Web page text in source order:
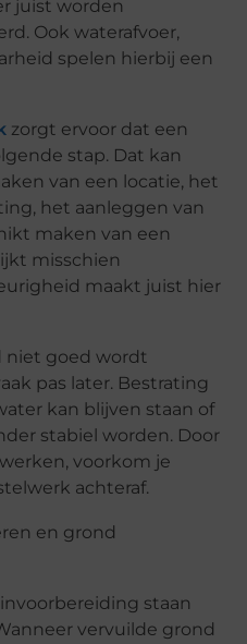
juist worden
Ook waterafvoer,
spelen hierbij een
zorgt ervoor dat een
stap. Dat kan
van een locatie, het
het aanleggen van
maken van een
misschien
maakt juist hier
niet goed wordt
pas later. Bestrating
kan blijven staan of
stabiel worden. Door
voorkom je
achteraf.
en grond
staan
vervuilde grond